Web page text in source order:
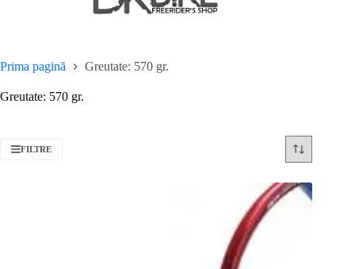
Prima pagină Greutate: 570 gr.
Greutate: 570 gr.
FILTRE